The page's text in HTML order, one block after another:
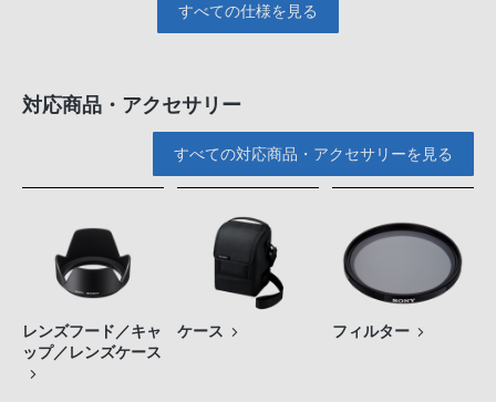
すべての仕様を見る
対応商品・アクセサリー
すべての対応商品・アクセサリーを見る
レンズフード／キャ
ップ／レンズケース
ケース フィルター